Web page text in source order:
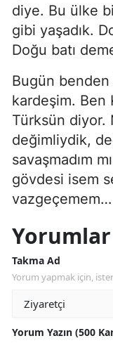
diye. Bu ülke
gibi yaşadık.
Doğu batı
Bugün benden
kardeşim. Ben
Türksün diyor.
değimliydik,
savaşmadım
gövdesi isem
vazgeçemem…
Yorumlar
Takma Ad
Yorum yapmak için,
Yorum Yazın (500